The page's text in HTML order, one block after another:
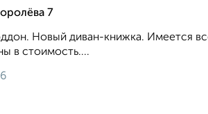
7
Новый диван-книжка. Имеется
в стоимость....